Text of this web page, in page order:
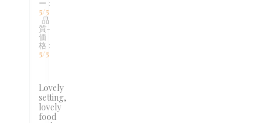
ー :
5/5
品
質-
価
格 :
5/5
Lovely
setting,
lovely
food